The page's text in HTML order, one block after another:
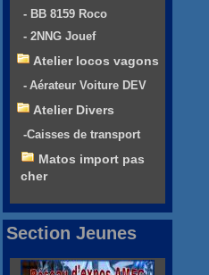
- BB 8159 Roco
- 2NNG Jouef
Atelier locos vagons
- Aérateur Voiture DEV
Atelier Divers
-Caisses de transport
Matos import pas
cher
Section Jeunes